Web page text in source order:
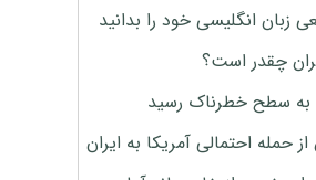
انگلیسی خود را بدانید
به سطح خطرناک رسید
احتمالی آمریکا به ایران